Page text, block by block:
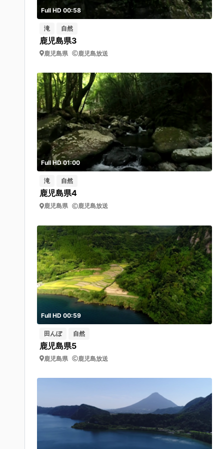
Full HD 00:58
滝 自然
鹿児島県3
鹿児島県 鹿児島放送
Full HD 01:00
滝 自然
鹿児島県4
鹿児島県 鹿児島放送
Full HD 00:59
田んぼ 自然
鹿児島県5
鹿児島県 鹿児島放送